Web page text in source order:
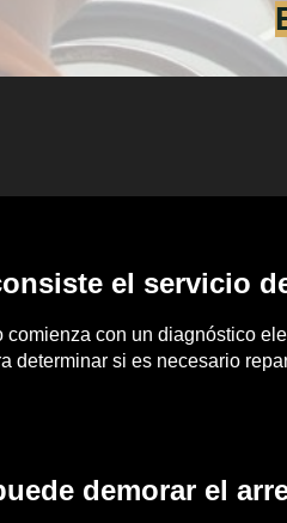
el servicio
comienza con un diagnóstico
determinar si es necesario
demorar el